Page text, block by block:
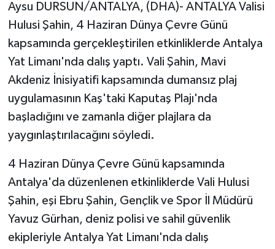
Aysu DURSUN/ANTALYA, (DHA)- ANTALYA Valisi
Hulusi Şahin, 4 Haziran Dünya Çevre Günü
kapsamında gerçekleştirilen etkinliklerde Antalya
Yat Limanı'nda dalış yaptı. Vali Şahin, Mavi
Akdeniz İnisiyatifi kapsamında dumansız plaj
uygulamasının Kaş'taki Kaputaş Plajı'nda
başladığını ve zamanla diğer plajlara da
yaygınlaştırılacağını söyledi.
4 Haziran Dünya Çevre Günü kapsamında
Antalya'da düzenlenen etkinliklerde Vali Hulusi
Şahin, eşi Ebru Şahin, Gençlik ve Spor İl Müdürü
Yavuz Gürhan, deniz polisi ve sahil güvenlik
ekipleriyle Antalya Yat Limanı'nda dalış